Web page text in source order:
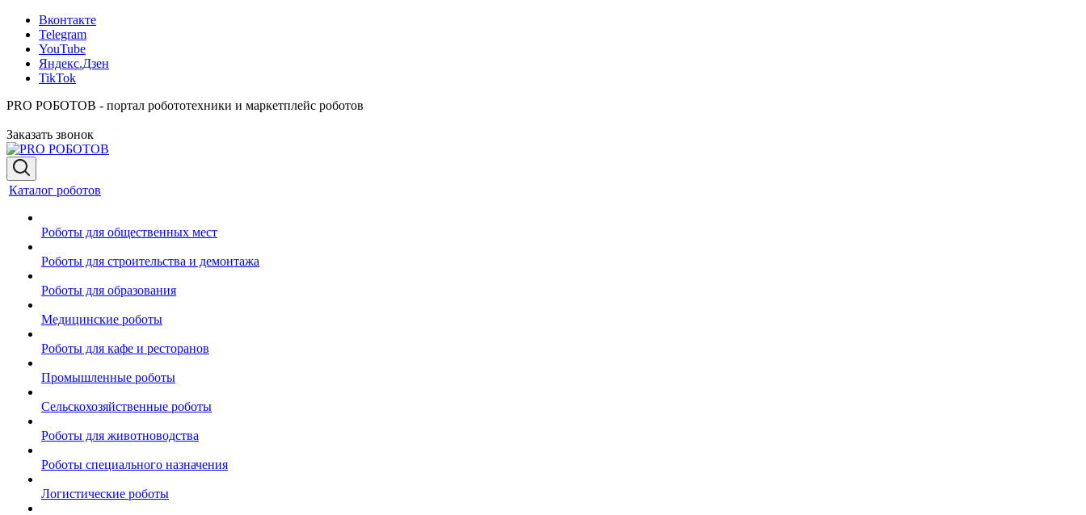
Вконтакте
Telegram
YouTube
Яндекс.Дзен
TikTok
PRO РОБОТОВ - портал робототехники и маркетплейс роботов
Заказать звонок
Каталог роботов
Роботы для общественных мест
Роботы для строительства и демонтажа
Роботы для образования
Медицинские роботы
Роботы для кафе и ресторанов
Промышленные роботы
Сельскохозяйственные роботы
Роботы для животноводства
Роботы специального назначения
Логистические роботы